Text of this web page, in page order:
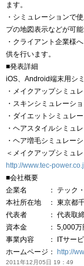
ます。
・シミュレーションで
プの地図表示などが可能
・クライアント企業様
供を行います。
■発表詳細
iOS、Android端末用シ
・メイクアップシミュ
・スキンシミュレーシ
・ダイエットシミュレ
・ヘアスタイルシミュ
・ヘア増毛シミュ
＜メイクアップシミュ
http://www.tec-
■会社概要
企業名 ： テック・
本社所在地 ： 東京都
代表者 ： 代表取締
資本金 ： 5,000万
事業内容 ： ITサービ
ホームページ：
http://
2011年12月05日 19：49